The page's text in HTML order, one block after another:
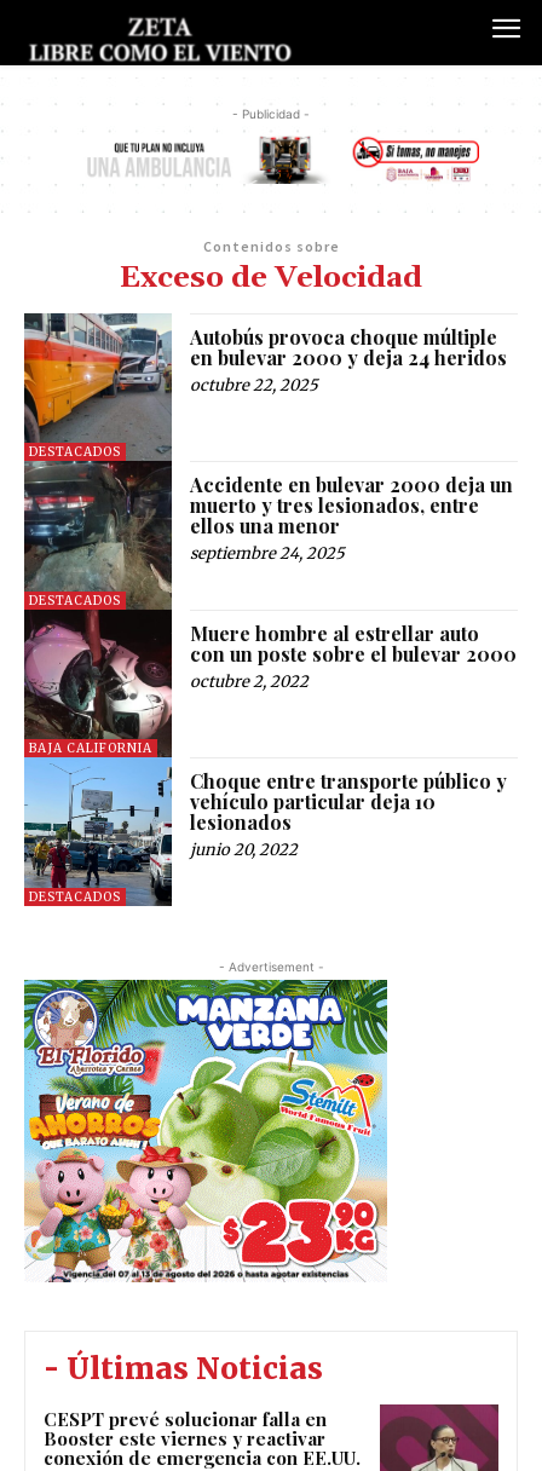
- Publicidad -
Contenidos sobre
Exceso de Velocidad
DESTACADOS
Autobús provoca choque múltiple
en bulevar 2000 y deja 24 heridos
octubre 22, 2025
DESTACADOS
Accidente en bulevar 2000 deja un
muerto y tres lesionados, entre
ellos una menor
septiembre 24, 2025
BAJA CALIFORNIA
Muere hombre al estrellar auto
con un poste sobre el bulevar 2000
octubre 2, 2022
DESTACADOS
Choque entre transporte público y
vehículo particular deja 10
lesionados
junio 20, 2022
- Advertisement -
- Últimas Noticias
CESPT prevé solucionar falla en
Booster este viernes y reactivar
conexión de emergencia con EE.UU.